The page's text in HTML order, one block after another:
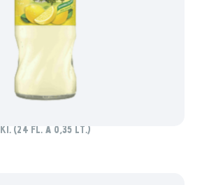
Ki. (24 Fl. à 0,35 lt.)